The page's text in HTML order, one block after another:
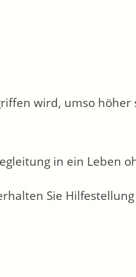
wird, umso höher
in ein Leben
Sie